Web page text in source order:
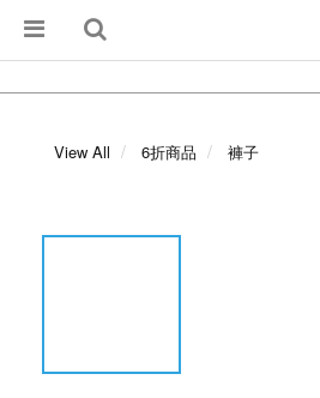
View All 6折商品 褲子